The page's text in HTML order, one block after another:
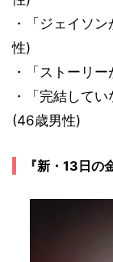
・「ジェイソ
性)
・「ストーリ
・「完結して
(46歳男性)
『新・13日の